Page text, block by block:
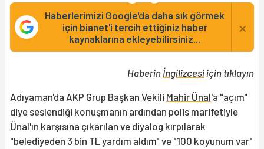
Haberlerimizi Google'da daha sık görmek
için bianet'i tercih ettiğiniz haber
kaynaklarına ekleyebilirsiniz...
×
Haberin İngilizcesiiçin tıklayın
Adıyaman'da AKP Grup Başkan Vekili Mahir Ünal'a "açım"
diye seslendiği konuşmanın ardından polis marifetiyle
Ünal'ın karşısına çıkarılan ve diyalog kırpılarak
"belediyeden 3 bin TL yardım aldım" ve "100 koyunum var"